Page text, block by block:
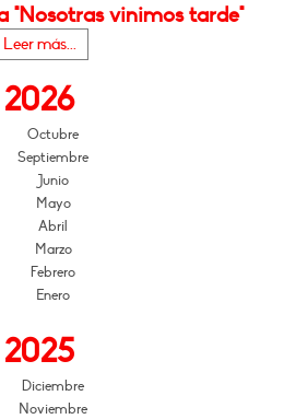
"Nosotras vinimos tarde"
Leer más...
2026
Octubre
Septiembre
Junio
Mayo
Abril
Marzo
Febrero
Enero
2025
Diciembre
Noviembre